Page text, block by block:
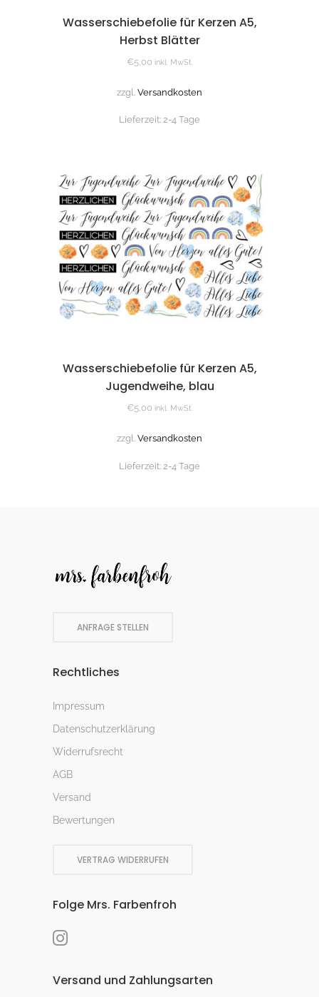
Wasserschiebefolie für Kerzen A5,
Herbst Blätter
€5,00 inkl. MwSt.
zzgl. Versandkosten
Lieferzeit: 2-4 Tage
Wasserschiebefolie für Kerzen A5,
Jugendweihe, blau
€5,00 inkl. MwSt.
zzgl. Versandkosten
Lieferzeit: 2-4 Tage
ANFRAGE STELLEN
Rechtliches
Impressum
Datenschutzerklärung
Widerrufsrecht
AGB
Versand
Bewertungen
VERTRAG WIDERRUFEN
Folge Mrs. Farbenfroh
Versand und Zahlungsarten